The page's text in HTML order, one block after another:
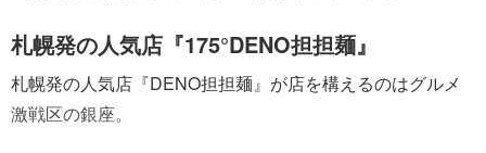
札幌発の人気店『175°DENO担担麺』
札幌発の人気店『DENO担担麺』が店を構えるのはグルメ
激戦区の銀座。